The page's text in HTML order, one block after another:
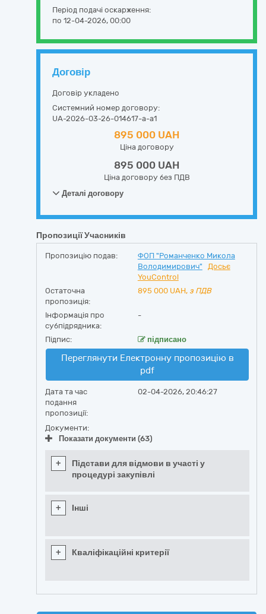
Період подачі оскарження:
по 12-04-2026, 00:00
Договір
Договір укладено
Системний номер договору:
UA-2026-03-26-014617-a-a1
895 000 UAH
Ціна договору
895 000 UAH
Ціна договору без ПДВ
Деталі договору
Пропозиції Учасників
Пропозицію подав:
ФОП "Романченко Микола
Володимирович"
Досьє
YouControl
Остаточна
пропозиція:
895 000 UAH, з ПДВ
Інформація про
субпідрядника:
-
Підпис: підписано
Переглянути Електронну пропозицію в
pdf
Дата та час
подання
пропозиції:
02-04-2026, 20:46:27
Документи:
Показати документи (63)
+
Підстави для відмови в участі у
процедурі закупівлі
+ Інші
+ Кваліфікаційні критерії